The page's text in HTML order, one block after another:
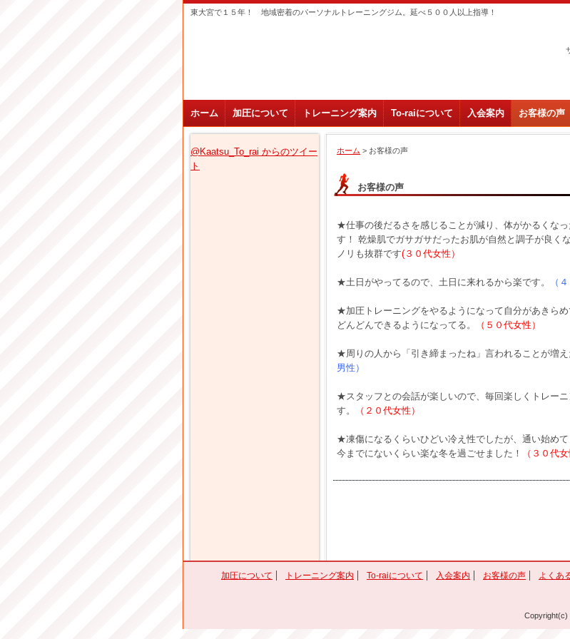
東大宮で１５年！ 地域密着のパーソナルトレーニングジム。延べ５００人以上指導！
ホーム 加圧について トレーニング案内 To-raiについて 入会案内 お客様の声
ホーム > お客様の声
お客様の声
★仕事の後だるさを感じることが減り、体がかるくなっ
す！ 乾燥肌でガサガサだったお肌が自然と調子が良く
ノリも抜群です(３０代女性）
★土日がやってるので、土日に来れるから楽です。 （
★加圧トレーニングをやるようになって自分があきら
どんどんできるようになってる。
（５０代女性）
★周りの人から「引き締まったね」言われることが増え
男性）
★スタッフとの会話が楽しいので、毎回楽しくトレーニ
す。
（２０代女性）
★凍傷になるくらいひどい冷え性でしたが、通い始め
今までにないくらい楽な冬を過ごせました！
（３０代女
@Kaatsu_To_rai からのツイー
ト
加圧について トレーニング案内 To-raiについて 入会案内 お客様の声 よくあ
Copyright(c)